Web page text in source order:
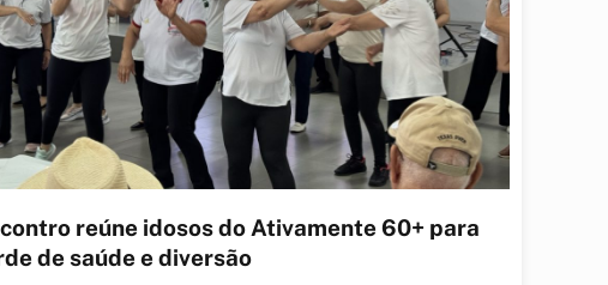
reúne idosos do Ativamente 60+ para
de saúde e diversão